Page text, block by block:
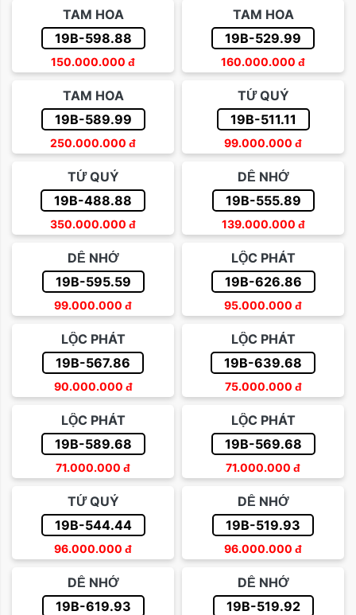
TAM HOA
19B-598.88
150.000.000 đ
TAM HOA
19B-529.99
160.000.000 đ
TAM HOA
19B-589.99
250.000.000 đ
TỨ QUÝ
19B-511.11
99.000.000 đ
TỨ QUÝ
19B-488.88
350.000.000 đ
DỄ NHỚ
19B-555.89
139.000.000 đ
DỄ NHỚ
19B-595.59
99.000.000 đ
LỘC PHÁT
19B-626.86
95.000.000 đ
LỘC PHÁT
19B-567.86
90.000.000 đ
LỘC PHÁT
19B-639.68
75.000.000 đ
LỘC PHÁT
19B-589.68
71.000.000 đ
LỘC PHÁT
19B-569.68
71.000.000 đ
TỨ QUÝ
19B-544.44
96.000.000 đ
DỄ NHỚ
19B-519.93
96.000.000 đ
DỄ NHỚ
19B-619.93
DỄ NHỚ
19B-519.92